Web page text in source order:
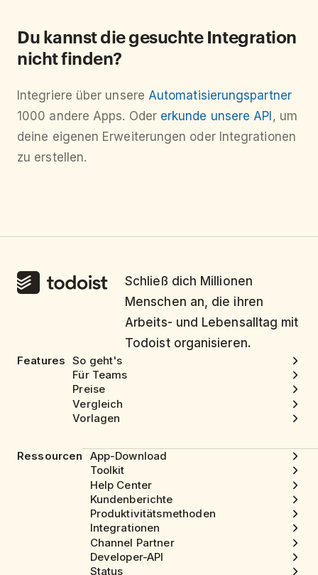
Du kannst die gesuchte Integration
nicht finden?
Integriere über unsere Automatisierungspartner
1000 andere Apps. Oder erkunde unsere API, um
deine eigenen Erweiterungen oder Integrationen
zu erstellen.
Schließ dich Millionen
Menschen an, die ihren
Arbeits- und Lebensalltag mit
Todoist organisieren.
Features So geht's
Für Teams
Preise
Vergleich
Vorlagen
Ressourcen
App-Download
Toolkit
Help Center
Kundenberichte
Produktivitätsmethoden
Integrationen
Channel Partner
Developer-API
Status